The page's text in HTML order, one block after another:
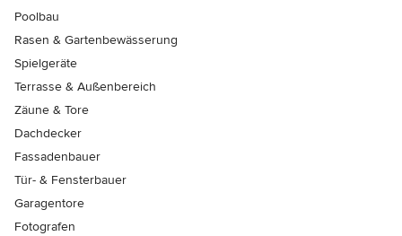
Poolbau
Rasen & Gartenbewässerung
Spielgeräte
Terrasse & Außenbereich
Zäune & Tore
Dachdecker
Fassadenbauer
Tür- & Fensterbauer
Garagentore
Fotografen